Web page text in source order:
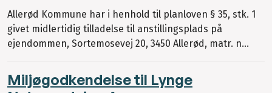
Allerød Kommune har i henhold til planloven § 35, stk. 1
givet midlertidig tilladelse til anstillingsplads på
ejendommen, Sortemosevej 20, 3450 Allerød, matr. n...
Miljøgodkendelse til Lynge